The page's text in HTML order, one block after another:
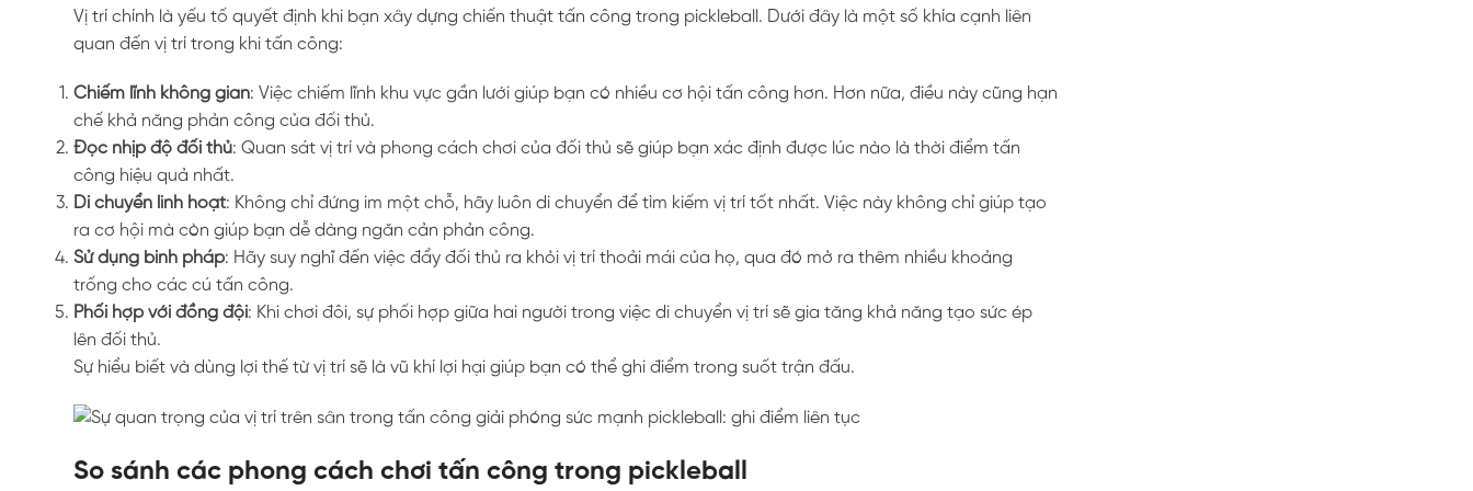
Vị trí chính là yếu tố quyết định khi bạn xây dựng chiến thuật tấn công trong pickleball. Dưới đây là một số khía cạnh liên
quan đến vị trí trong khi tấn công:
Chiếm lĩnh không gian: Việc chiếm lĩnh khu vực gần lưới giúp bạn có nhiều cơ hội tấn công hơn. Hơn nữa, điều này cũng hạn
chế khả năng phản công của đối thủ.
Đọc nhịp độ đối thủ: Quan sát vị trí và phong cách chơi của đối thủ sẽ giúp bạn xác định được lúc nào là thời điểm tấn
công hiệu quả nhất.
Di chuyển linh hoạt: Không chỉ đứng im một chỗ, hãy luôn di chuyển để tìm kiếm vị trí tốt nhất. Việc này không chỉ giúp tạo
ra cơ hội mà còn giúp bạn dễ dàng ngăn cản phản công.
Sử dụng binh pháp: Hãy suy nghĩ đến việc đẩy đối thủ ra khỏi vị trí thoải mái của họ, qua đó mở ra thêm nhiều khoảng
trống cho các cú tấn công.
Phối hợp với đồng đội: Khi chơi đôi, sự phối hợp giữa hai người trong việc di chuyển vị trí sẽ gia tăng khả năng tạo sức ép
lên đối thủ.
Sự hiểu biết và dùng lợi thế từ vị trí sẽ là vũ khí lợi hại giúp bạn có thể ghi điểm trong suốt trận đấu.
So sánh các phong cách chơi tấn công trong pickleball